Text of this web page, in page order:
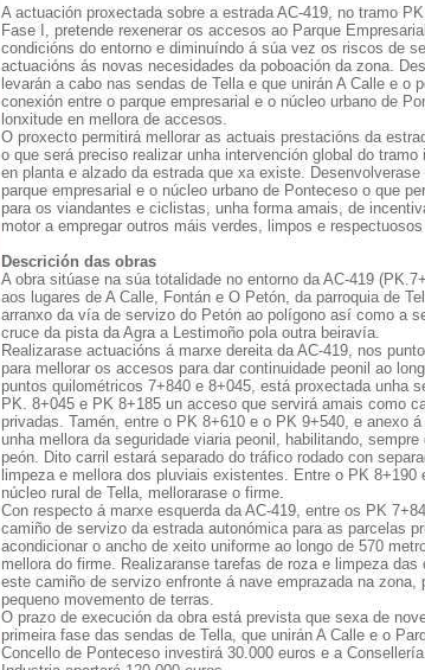
A actuación proxectada sobre a estrada AC-419, no tramo
Fase I, pretende rexenerar os accesos ao Parque
condicións do entorno e diminuíndo á súa vez os riscos de
actuacións ás novas necesidades da poboación da zona.
levarán a cabo nas sendas de Tella e que unirán A Calle e o
conexión entre o parque empresarial e o núcleo urbano de
lonxitude en mellora de accesos.
O proxecto permitirá mellorar as actuais prestacións da
o que será preciso realizar unha intervención global do
en planta e alzado da estrada que xa existe.
parque empresarial e o núcleo urbano de Ponteceso o que
para os viandantes e ciclistas, unha forma amais, de
motor a empregar outros máis verdes, limpos e
Descrición das obras
A obra sitúase na súa totalidade no entorno da AC-419
aos lugares de A Calle, Fontán e O Petón, da parroquia de
arranxo da vía de servizo do Petón ao polígono así como a
cruce da pista da Agra a Lestimoño pola outra beiravía.
Realizarase actuacións á marxe dereita da AC-419, nos
para mellorar os accesos para dar continuidade peonil ao
puntos quilométricos 7+840 e 8+045, está proxectada unha
PK. 8+045 e PK 8+185 un acceso que servirá amais como
privadas. Tamén, entre o PK 8+610 e o PK 9+540, e anexo
unha mellora da seguridade viaria peonil, habilitando,
peón. Dito carril estará separado do tráfico rodado con
limpeza e mellora dos pluviais existentes. Entre o PK
núcleo rural de Tella, mellorarase o firme.
Con respecto á marxe esquerda da AC-419, entre os PK
camiño de servizo da estrada autonómica para as parcelas
acondicionar o ancho de xeito uniforme ao longo de 570
mellora do firme. Realizaranse tarefas de roza e limpeza
este camiño de servizo enfronte á nave emprazada na zona,
pequeno movemento de terras.
O prazo de execución da obra está prevista que sexa de
primeira fase das sendas de Tella, que unirán A Calle e o
Concello de Ponteceso investirá 30.000 euros e a